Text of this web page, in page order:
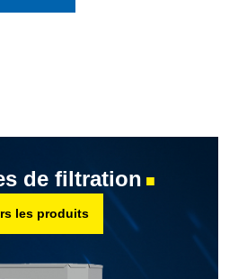
de filtration ■
les produits